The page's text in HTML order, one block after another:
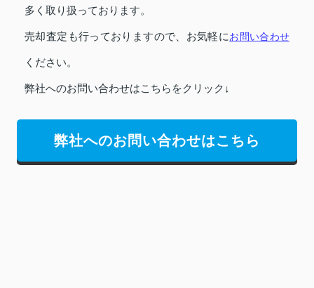
多く取り扱っております。
売却査定も行っておりますので、お気軽にお問い合わせ
ください。
弊社へのお問い合わせはこちらをクリック↓
弊社へのお問い合わせはこちら